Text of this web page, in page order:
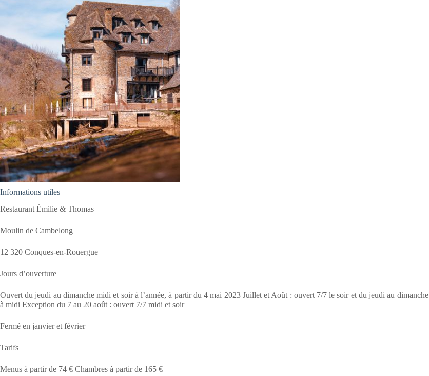
Informations utiles
Restaurant Émilie & Thomas
Moulin de Cambelong
12 320 Conques-en-Rouergue
Jours d’ouverture
Ouvert du jeudi au dimanche midi et soir à l’année, à partir du 4 mai 2023 Juillet et Août : ouvert 7/7 le soir et du jeudi au dimanche
à midi Exception du 7 au 20 août : ouvert 7/7 midi et soir
Fermé en janvier et février
Tarifs
Menus à partir de 74 € Chambres à partir de 165 €